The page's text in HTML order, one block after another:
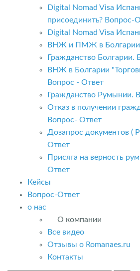
Digital Nomad Visa
присоединить? Вопрос-
Digital Nomad Visa
ВНЖ и ПМЖ в Болгарии.
Гражданство Болгарии.
ВНЖ в Болгарии
Вопрос - Ответ
Гражданство Румынии.
Отказ в получении
Вопрос- Ответ
Дозапрос документов (
Ответ
Присяга на верность
Ответ
Кейсы
Вопрос-Ответ
о нас
О компании
Все видео
Отзывы о Romanaes.ru
Контакты